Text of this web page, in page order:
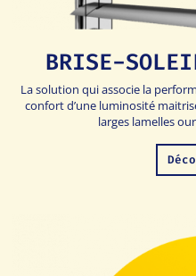
BRISE-
La solution qui associe la
confort d’une luminosité
larges lamelles